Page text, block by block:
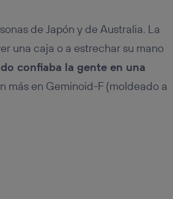
de Japón y de Australia. La
una caja o a estrechar su mano
confiaba la gente en una
más en Geminoid-F (moldeado a